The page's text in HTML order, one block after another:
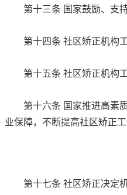
第十三条 国家鼓励、支
第十四条 社区矫正机构
第十五条 社区矫正机构
第十六条 国家推进高素
业保障，不断提高社区矫正
第十七条 社区矫正决定